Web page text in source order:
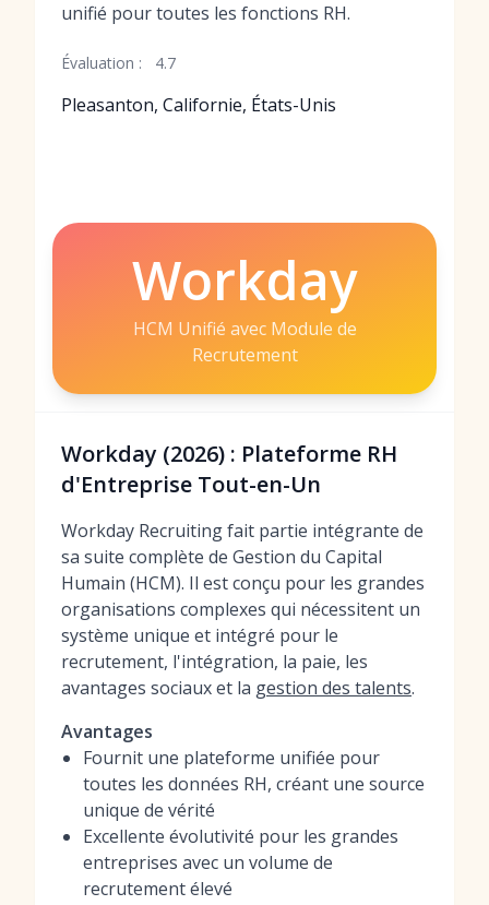
unifié pour toutes les fonctions RH.
Évaluation : 4.7
Pleasanton, Californie, États-Unis
Workday
HCM Unifié avec Module de
Recrutement
Workday (2026) : Plateforme RH
d'Entreprise Tout-en-Un
Workday Recruiting fait partie intégrante de
sa suite complète de Gestion du Capital
Humain (HCM). Il est conçu pour les grandes
organisations complexes qui nécessitent un
système unique et intégré pour le
recrutement, l'intégration, la paie, les
avantages sociaux et la gestion des talents.
Avantages
Fournit une plateforme unifiée pour
toutes les données RH, créant une source
unique de vérité
Excellente évolutivité pour les grandes
entreprises avec un volume de
recrutement élevé